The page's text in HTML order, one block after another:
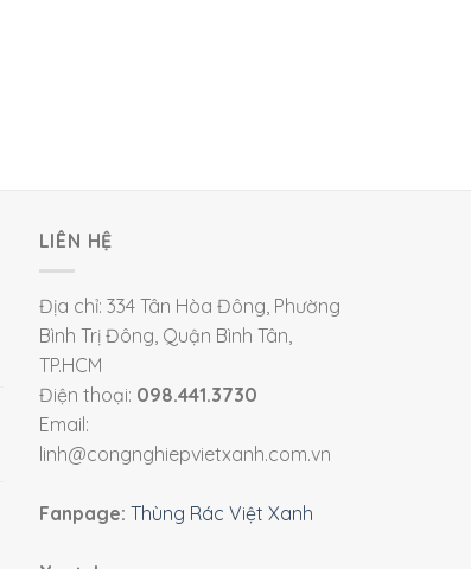
LIÊN HỆ
Địa chỉ: 334 Tân Hòa Đông, Phường
Bình Trị Đông, Quận Bình Tân,
TP.HCM
Điện thoại: 098.441.3730
Email:
linh@congnghiepvietxanh.com.vn
Fanpage: Thùng Rác Việt Xanh